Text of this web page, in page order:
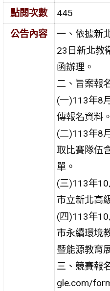
點閱次數
445
公告內容
一、依據新
23日新北教
函辦理。
二、旨案報
(一)113年8
傳報名資料。
(二)113年8
取比賽隊伍
單。
(三)113年
市立新北高
(四)113年
市永續環境
暨能源教育
三、競賽報
gle.com/